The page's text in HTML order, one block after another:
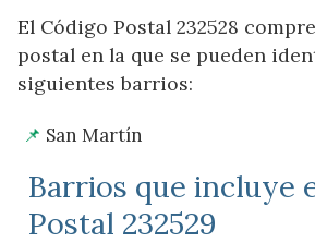
El Código Postal 232528
postal en la que se pueden
siguientes barrios:
San Martín
Barrios que incluye
Postal 232529